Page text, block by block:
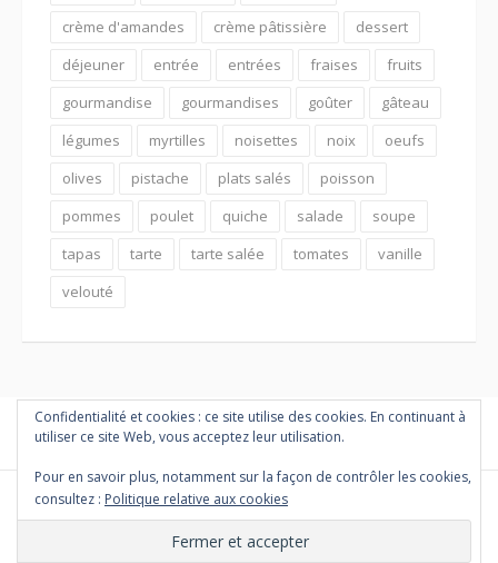
crème d'amandes
crème pâtissière
dessert
déjeuner
entrée entrées fraises
fruits
gourmandise
gourmandises goûter
gâteau
légumes
myrtilles noisettes noix
oeufs
olives
pistache plats salés
poisson
pommes
poulet quiche salade
soupe
tapas
tarte tarte salée tomates
vanille
velouté
Copyright © 2026 PETITES MARMITES ET COMPAGNIE. Tous droits
Thème Fooding parFRT
Confidentialité et cookies : ce site utilise des cookies. En continuant à
utiliser ce site Web, vous acceptez leur utilisation.
Pour en savoir plus, notamment sur la façon de contrôler les cookies,
consultez : Politique relative aux cookies